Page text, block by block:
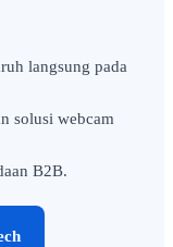
langsung pada
solusi webcam
B2B.